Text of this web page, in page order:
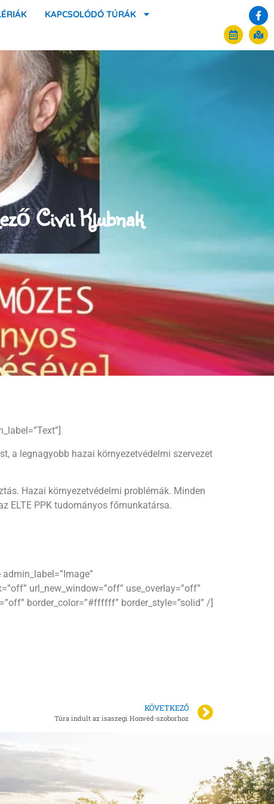
KAPCSOLÓDÓ TÚRÁK
Civil Klubnak
a legnagyobb hazai környezetvédelmi szervezet
Hazai környezetvédelmi problémák. Minden
ELTE PPK tudományos főmunkatársa.
url_new_window=”off” use_overlay=”off”
border_color=”#ffffff” border_style=”solid” /]
KÖVETKEZŐ
Túra indult az isaszegi Honvéd-szoborhoz